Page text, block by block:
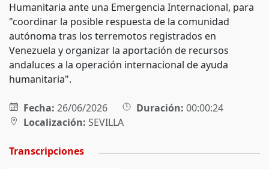
Humanitaria ante una Emergencia Internacional, para
"coordinar la posible respuesta de la comunidad
autónoma tras los terremotos registrados en
Venezuela y organizar la aportación de recursos
andaluces a la operación internacional de ayuda
humanitaria".
Fecha: 26/06/2026 Duración: 00:00:24
Localización: SEVILLA
Transcripciones